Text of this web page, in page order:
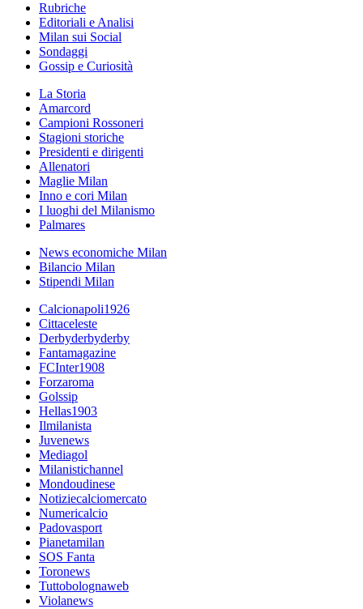
Rubriche
Editoriali e Analisi
Milan sui Social
Sondaggi
Gossip e Curiosità
La Storia
Amarcord
Campioni Rossoneri
Stagioni storiche
Presidenti e dirigenti
Allenatori
Maglie Milan
Inno e cori Milan
I luoghi del Milanismo
Palmares
News economiche Milan
Bilancio Milan
Stipendi Milan
Calcionapoli1926
Cittaceleste
Derbyderbyderby
Fantamagazine
FCInter1908
Forzaroma
Golssip
Hellas1903
Ilmilanista
Juvenews
Mediagol
Milanistichannel
Mondoudinese
Notiziecalciomercato
Numericalcio
Padovasport
Pianetamilan
SOS Fanta
Toronews
Tuttobolognaweb
Violanews